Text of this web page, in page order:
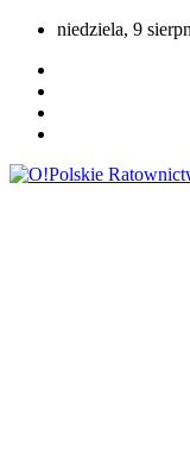
Przejdź
treści
niedziela, 9